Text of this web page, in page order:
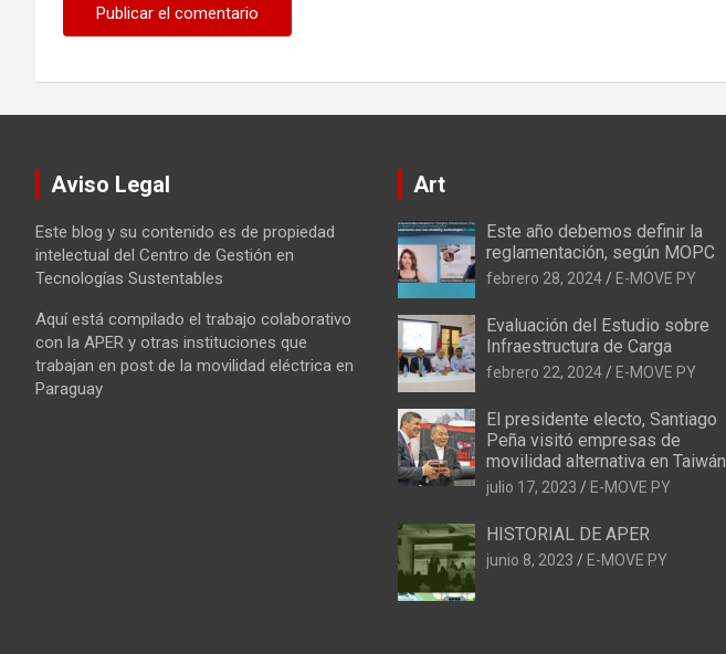
Aviso Legal
Este blog y su contenido es de propiedad
intelectual del Centro de Gestión en
Tecnologías Sustentables
Aquí está compilado el trabajo colaborativo
con la APER y otras instituciones que
trabajan en post de la movilidad eléctrica en
Paraguay
Art
Este año debemos definir la
reglamentación, según MOPC
febrero 28, 2024 E-MOVE PY
Evaluación del Estudio sobre
Infraestructura de Carga
febrero 22, 2024 E-MOVE PY
El presidente electo, Santiago
Peña visitó empresas de
movilidad alternativa en Taiwán
julio 17, 2023 E-MOVE PY
HISTORIAL DE APER
junio 8, 2023 E-MOVE PY